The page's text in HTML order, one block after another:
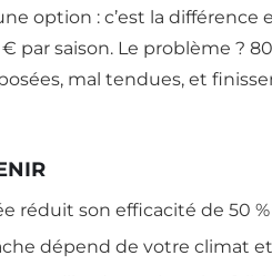
option : c’est la différence
par saison. Le problème ? 80
mal tendues, et
réduit son efficacité de 50
dépend de votre climat